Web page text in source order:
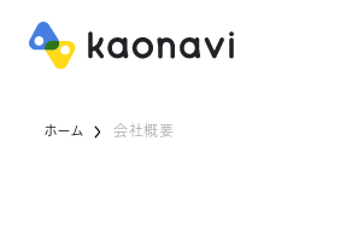
ホーム 会社概要